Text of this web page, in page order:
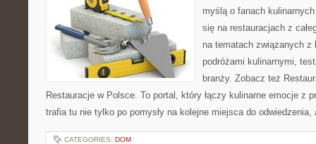
myślą o fanach
się na restauracjach z
na tematach związanych z
podróżami kulinarnymi,
branży. Zobacz też
Restauracje w Polsce. To portal, który łączy kulinarne emocje z
trafia tu nie tylko po pomysły na kolejne miejsca do
CATEGORIES: DOM